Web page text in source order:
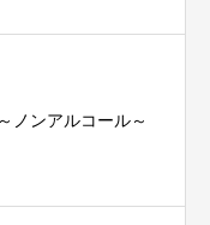
ノンアルコール～